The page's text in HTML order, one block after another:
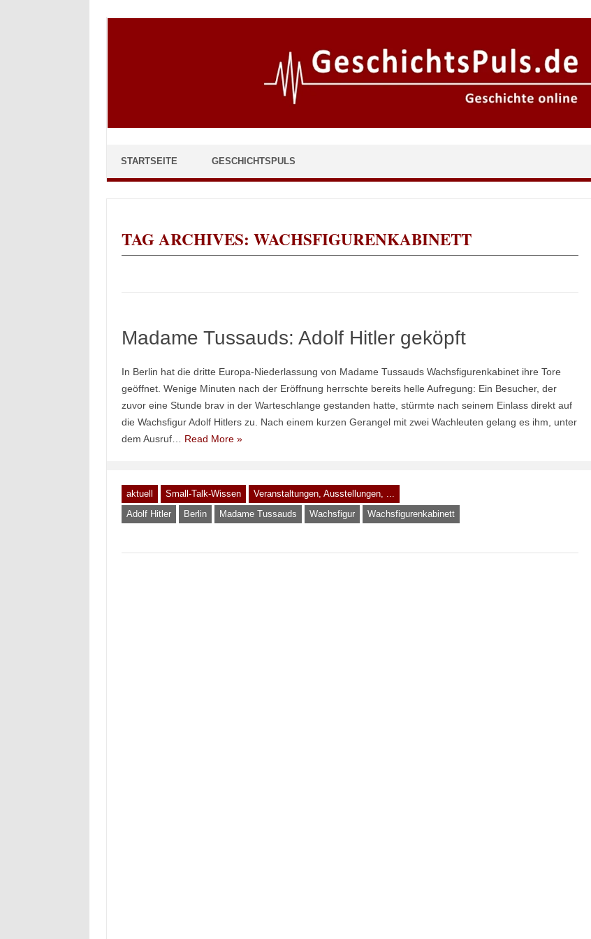
STARTSEITE GESCHICHTSPULS
TAG ARCHIVES: WACHSFIGURENKABINETT
Madame Tussauds: Adolf Hitler geköpft
In Berlin hat die dritte Europa-Niederlassung von Madame Tussauds Wachsfigurenkabinet ihre Tore
geöffnet. Wenige Minuten nach der Eröffnung herrschte bereits helle Aufregung: Ein Besucher, der
zuvor eine Stunde brav in der Warteschlange gestanden hatte, stürmte nach seinem Einlass direkt auf
die Wachsfigur Adolf Hitlers zu. Nach einem kurzen Gerangel mit zwei Wachleuten gelang es ihm, unter
dem Ausruf… Read More »
aktuell Small-Talk-Wissen
Veranstaltungen, Ausstellungen, ...
Adolf Hitler
Berlin Madame Tussauds Wachsfigur Wachsfigurenkabinett